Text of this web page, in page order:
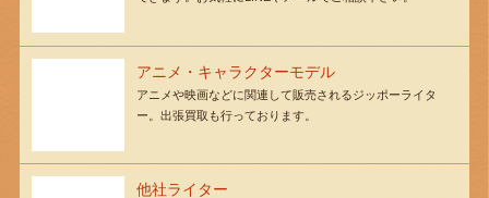
アニメ・キャラクターモデル
アニメや映画などに関連して販売されるジッポーライタ
ー。出張買取も行っております。
他社ライター